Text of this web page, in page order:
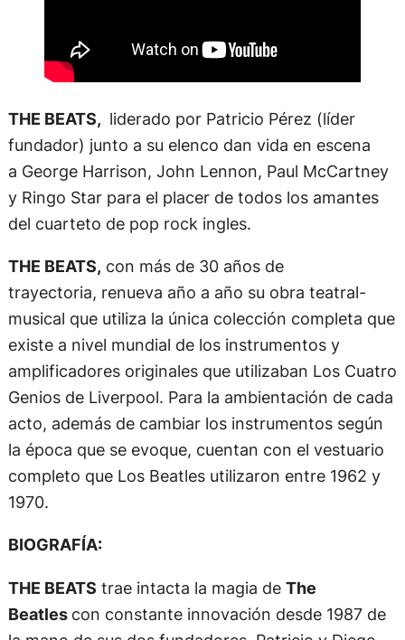
THE BEATS, liderado por Patricio Pérez (líder
fundador) junto a su elenco dan vida en escena
a George Harrison, John Lennon, Paul McCartney
y Ringo Star para el placer de todos los amantes
del cuarteto de pop rock ingles.
THE BEATS, con más de 30 años de
trayectoria, renueva año a año su obra teatral-
musical que utiliza la única colección completa que
existe a nivel mundial de los instrumentos y
amplificadores originales que utilizaban Los Cuatro
Genios de Liverpool. Para la ambientación de cada
acto, además de cambiar los instrumentos según
la época que se evoque, cuentan con el vestuario
completo que Los Beatles utilizaron entre 1962 y
1970.
BIOGRAFÍA:
THE BEATS trae intacta la magia de The
Beatles con constante innovación desde 1987 de